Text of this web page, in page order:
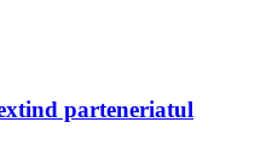
parteneriatul